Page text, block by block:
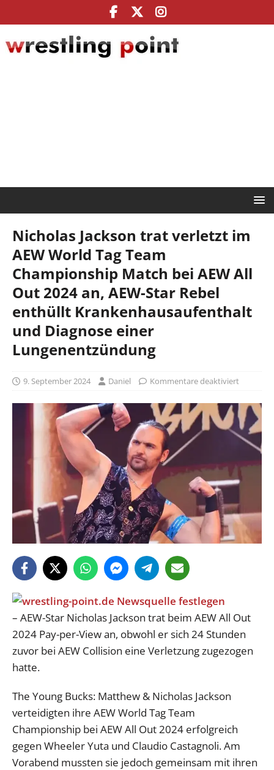
Nicholas Jackson trat verletzt im
AEW World Tag Team
Championship Match bei AEW All
Out 2024 an, AEW-Star Rebel
enthüllt Krankenhausaufenthalt
und Diagnose einer
Lungenentzündung
9. September 2024 Daniel Kommentare deaktiviert
– AEW-Star Nicholas Jackson trat beim AEW All Out
2024 Pay-per-View an, obwohl er sich 24 Stunden
zuvor bei AEW Collision eine Verletzung zugezogen
hatte.
The Young Bucks: Matthew & Nicholas Jackson
verteidigten ihre AEW World Tag Team
Championship bei AEW All Out 2024 erfolgreich
gegen Wheeler Yuta und Claudio Castagnoli. Am
Vorabend mussten sie jedoch gemeinsam mit ihren